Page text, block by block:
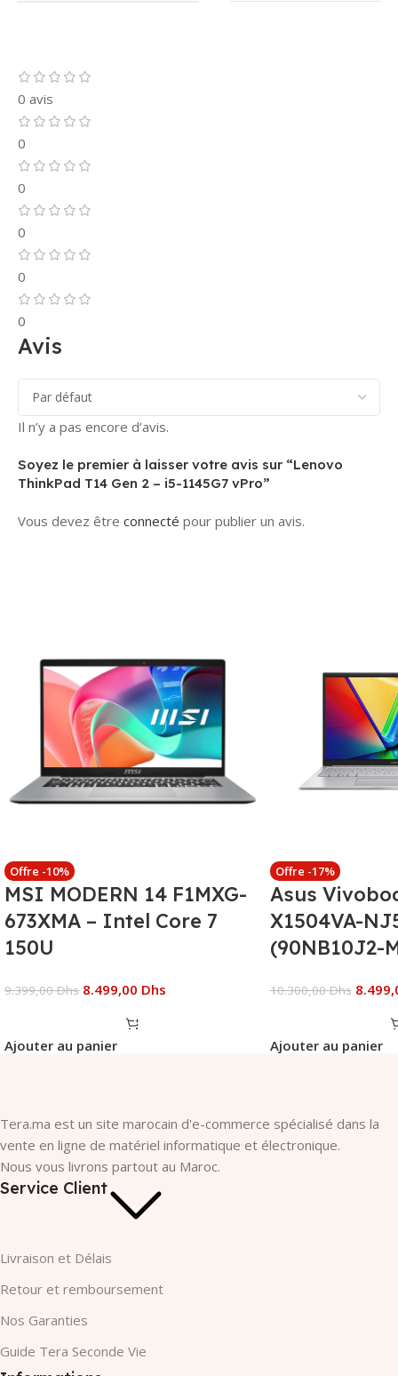
0 avis
0
0
0
0
0
Avis
Il n’y a pas encore d’avis.
Soyez le premier à laisser votre avis sur “Lenovo
ThinkPad T14 Gen 2 – i5-1145G7 vPro”
Vous devez être connecté pour publier un avis.
Offre -10%
MSI MODERN 14 F1MXG-
673XMA – Intel Core 7
150U
9.399,00Dhs 8.499,00 Dhs
Ajouter au panier
Offre -17%
Asus
X1504VA-
(90NB10J2-
10.300,00Dhs
Ajouter au panier
Tera.ma est un site marocain d'e-commerce spécialisé dans la
vente en ligne de matériel informatique et électronique.
Nous vous livrons partout au Maroc.
Service Client
Livraison et Délais
Retour et remboursement
Nos Garanties​
Guide Tera Seconde Vie